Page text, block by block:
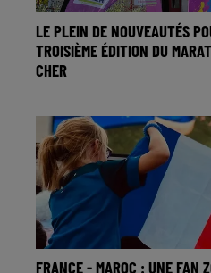
LE PLEIN DE NOUVEAUTÉS
TROISIÈME ÉDITION DU
CHER
FRANCE - MAROC : UNE FAN